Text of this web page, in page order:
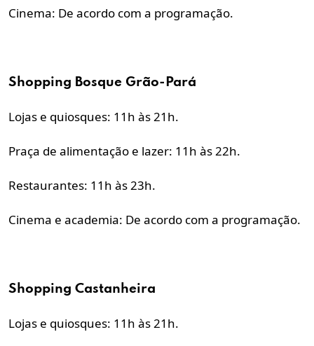
Cinema: De acordo com a programação.
Shopping Bosque Grão-Pará
Lojas e quiosques: 11h às 21h.
Praça de alimentação e lazer: 11h às 22h.
Restaurantes: 11h às 23h.
Cinema e academia: De acordo com a programação.
Shopping Castanheira
Lojas e quiosques: 11h às 21h.